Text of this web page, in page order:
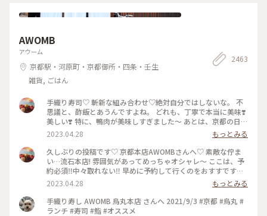
AWOMB
アウーム
京都駅・河原町・京都御所・四条・壬生
雑貨, ごはん
2463
手織り寿司♡ 斬新な組み合わせ♡絶対自分ではしないな。 不
思議と、酢飯とあうんですよね。 どれも、丁寧で本当に美味❣️
美しい❣️ 特に、鴨肉が美味しすぎました〜 あとは、京都の日本
酒🍶♡ 素敵時間でした〜 #わたしのことりっぷ旅 #AWOMB #
京都 #烏丸本店 #手織り寿司
2023.04.28
もっとみる
久しぶりの投稿です♡ 京都本店AWOMBさんへ♡ 素敵な佇ま
い…流石本店! 雰囲気があってめっちゃオシャレ〜 ここは、予
約必須‼︎中々取れない‼︎ 早めに予約して行くのをおすすです♡
GW人すごそうですね… #京都 #AWOMB #烏丸本店 #手織り寿
司
2023.04.28
もっとみる
手織り寿し AWOMB 烏丸本店 さんへ 2021/9/3 #京都 #烏丸 #
ランチ #寿司 #鮨 #オススメ